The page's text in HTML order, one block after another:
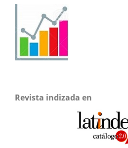
Revista indizada en